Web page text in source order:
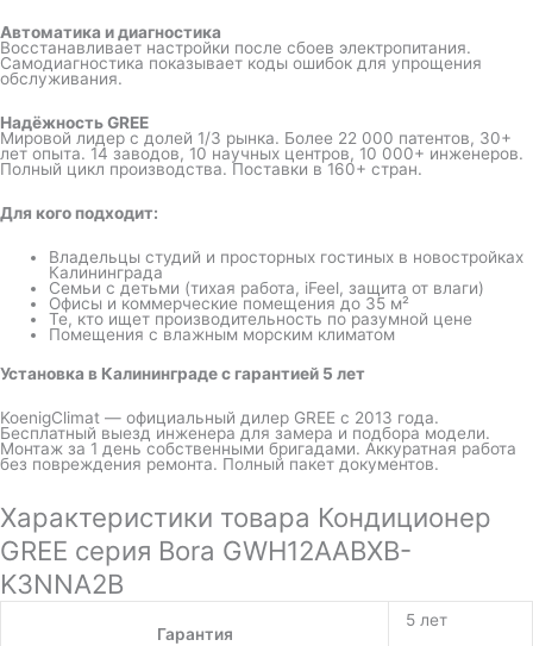
Автоматика и диагностика
Восстанавливает настройки после сбоев электропитания.
Самодиагностика показывает коды ошибок для упрощения
обслуживания.
Надёжность GREE
Мировой лидер с долей 1/3 рынка. Более 22 000 патентов, 30+
лет опыта. 14 заводов, 10 научных центров, 10 000+ инженеров.
Полный цикл производства. Поставки в 160+ стран.
Для кого подходит:
Владельцы студий и просторных гостиных в новостройках
Калининграда
Семьи с детьми (тихая работа, iFeel, защита от влаги)
Офисы и коммерческие помещения до 35 м²
Те, кто ищет производительность по разумной цене
Помещения с влажным морским климатом
Установка в Калининграде с гарантией 5 лет
KoenigClimat — официальный дилер GREE с 2013 года.
Бесплатный выезд инженера для замера и подбора модели.
Монтаж за 1 день собственными бригадами. Аккуратная работа
без повреждения ремонта. Полный пакет документов.
Характеристики товара Кондиционер
GREE серия Bora GWH12AABXB-
K3NNA2B
Гарантия
5 лет